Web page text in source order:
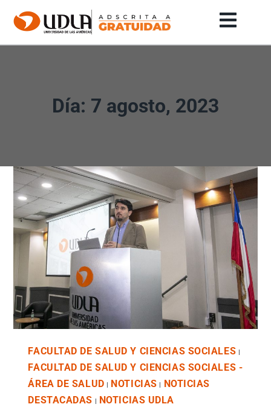
Día: 7 agosto, 2023
FACULTAD DE SALUD Y CIENCIAS SOCIALES
FACULTAD DE SALUD Y CIENCIAS SOCIALES -
ÁREA DE SALUD
NOTICIAS
NOTICIAS
DESTACADAS
NOTICIAS UDLA